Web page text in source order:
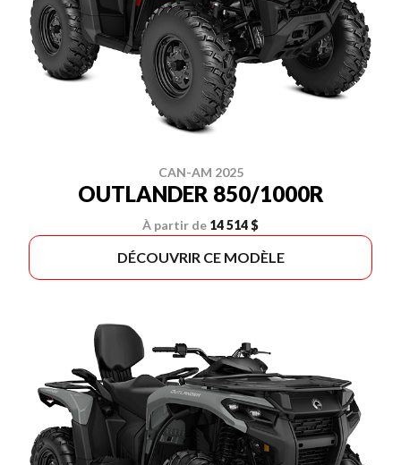
CAN-AM 2025
OUTLANDER 850/1000R
À partir de 14 514 $
DÉCOUVRIR CE MODÈLE